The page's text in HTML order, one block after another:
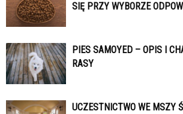
SIĘ PRZY WYBORZE
PIES SAMOYED – OPIS I
RASY
UCZESTNICTWO WE MSZY